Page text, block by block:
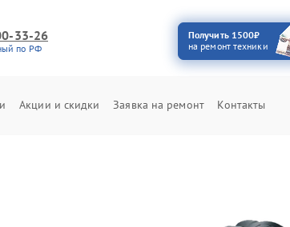
33-26
по РФ
Получить 1500₽
на ремонт техники
Акции и скидки Заявка на ремонт Контакты